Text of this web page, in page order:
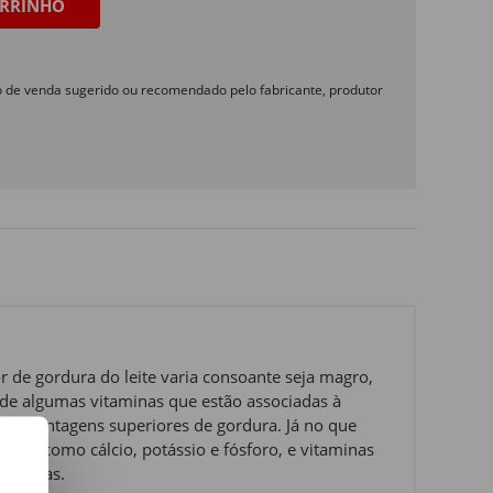
de venda sugerido ou recomendado pelo fabricante, produtor
gordura do leite varia consoante seja magro,
algumas vitaminas que estão associadas à
superiores de gordura. Já no que
como cálcio, potássio e fósforo, e vitaminas